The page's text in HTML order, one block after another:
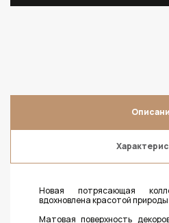
Новая потрясающая
вдохновлена красотой
Матовая поверхность